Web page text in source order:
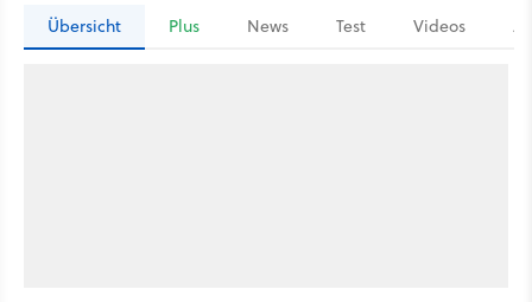
Übersicht Plus News Test Videos